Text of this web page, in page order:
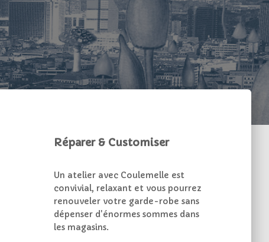
Réparer & Customiser
Un atelier avec Coulemelle est
convivial, relaxant et vous pourrez
renouveler votre garde-robe sans
dépenser d'énormes sommes dans
les magasins.